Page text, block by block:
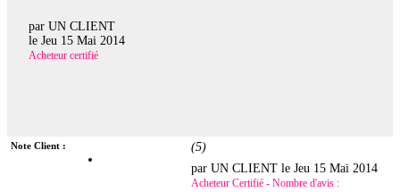
par UN CLIENT
le Jeu 15 Mai 2014
Acheteur certifié
Note Client : (5)
par UN CLIENT leJeu 15 Mai 2014
Acheteur Certifié - Nombre d'avis :